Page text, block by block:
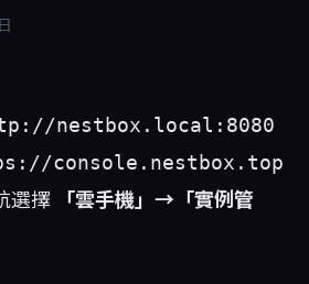
nestbox.local:8080
console.nestbox.top
選擇 「雲手機」→「實例管